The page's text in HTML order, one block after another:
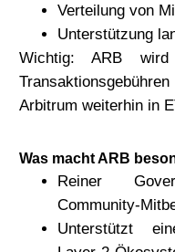
Verteilung von
Unterstützung
Wichtig: ARB wird
Arbitrum weiterhin in
Was macht ARB
Reiner
Community-
Unterstützt